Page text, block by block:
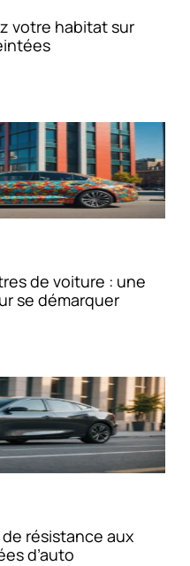
votre habitat sur
de voiture : une
se démarquer
résistance aux
d’auto